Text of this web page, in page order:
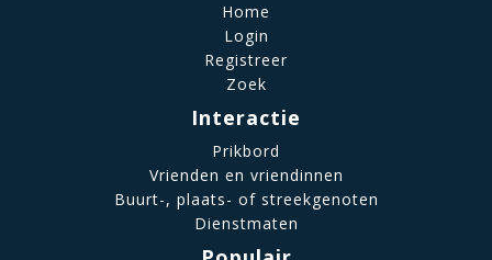
Home
Login
Registreer
Zoek
Interactie
Prikbord
Vrienden en vriendinnen
Buurt-, plaats- of streekgenoten
Dienstmaten